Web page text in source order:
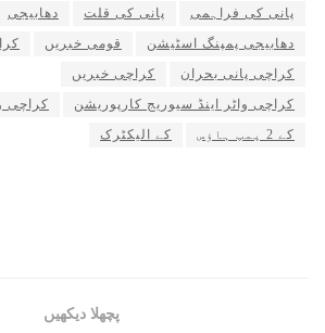
پانی کی فراہمی
پانی کی قلت
دھابیجی
دھابیجی پمپنگ اسٹیشن
قومی خبریں
کراچی پانی بحران
کراچی خبریں
کراچی واٹر اینڈ سیوریج کارپوریشن
کراچی
کے 2 پمپ ہاؤس
کے الیکٹرک
پچھلا دیکھیں